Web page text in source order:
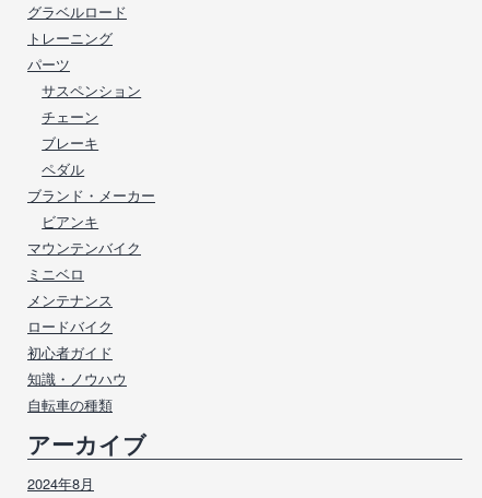
グラベルロード
トレーニング
パーツ
サスペンション
チェーン
ブレーキ
ペダル
ブランド・メーカー
ビアンキ
マウンテンバイク
ミニベロ
メンテナンス
ロードバイク
初心者ガイド
知識・ノウハウ
自転車の種類
アーカイブ
2024年8月